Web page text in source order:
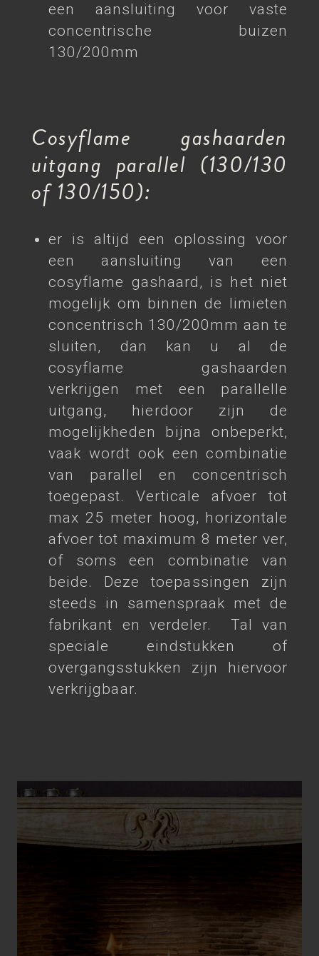
een aansluiting voor vaste
concentrische buizen
130/200mm
Cosyflame gashaarden
uitgang parallel (130/130
of 130/150):
er is altijd een oplossing voor
een aansluiting van een
cosyflame gashaard, is het niet
mogelijk om binnen de limieten
concentrisch 130/200mm aan te
sluiten, dan kan u al de
cosyflame gashaarden
verkrijgen met een parallelle
uitgang, hierdoor zijn de
mogelijkheden bijna onbeperkt,
vaak wordt ook een combinatie
van parallel en concentrisch
toegepast. Verticale afvoer tot
max 25 meter hoog, horizontale
afvoer tot maximum 8 meter ver,
of soms een combinatie van
beide. Deze toepassingen zijn
steeds in samenspraak met de
fabrikant en verdeler. Tal van
speciale eindstukken of
overgangsstukken zijn hiervoor
verkrijgbaar.